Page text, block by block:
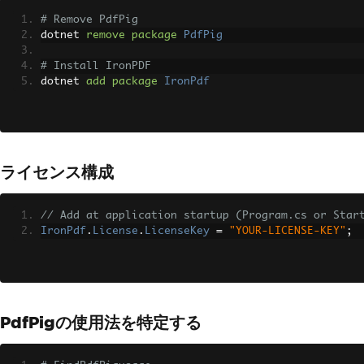
# Remove PdfPig
dotnet remove package PdfPig
# Install IronPDF
dotnet add package IronPdf
ライセンス構成
// Add at application startup (Program.cs or
IronPdf . License . LicenseKey = "YOUR-LICENSE-KEY" ;
PdfPigの使用法を特定する